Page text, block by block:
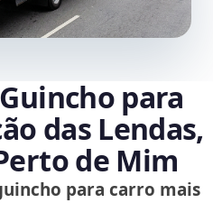
para
das Lendas,
de Mim
para carro mais